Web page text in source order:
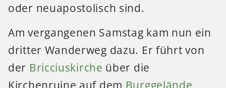
oder neuapostolisch sind.
Am vergangenen Samstag kam nun ein
dritter Wanderweg dazu. Er führt von
der Bricciuskirche über die
Kirchenruine auf dem Burggelände